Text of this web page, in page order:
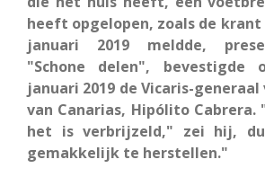
heeft opgelopen, zoals de krant
januari 2019 meldde,
"Schone delen", bevestigde
januari 2019 de Vicaris-
van Canarias, Hipólito
het is verbrijzeld," zei hij,
gemakkelijk te herstellen."